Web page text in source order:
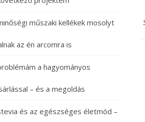
műszaki kellékek mosolyt
az én arcomra is
a hagyományos
– és a megoldás
és az egészséges életmód –